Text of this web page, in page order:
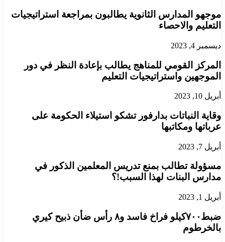
موجهو المدارس الثانوية يطالبون بمراجعة استراتيجيات
التعليم والاحصاء
ديسمبر 4, 2023
المركز القومي للمناهج يطالب بإعادة النظر في دور
الموجهين واستراتيجيات التعليم
أبريل 10, 2023
وقاية النباتات بدارفور تشكو استيلاء الحكومة على
عرباتها ومكاتبها
أبريل 7, 2023
مسؤولة تطالب بمنع تدريس المعلمين الذكور في
مدارس البنات لهذا السبب!؟
أبريل 1, 2023
ضبط٧٠٠كيلو فراخ فاسد و٨ رأس ضأن ذبيح كيري
بالخرطوم